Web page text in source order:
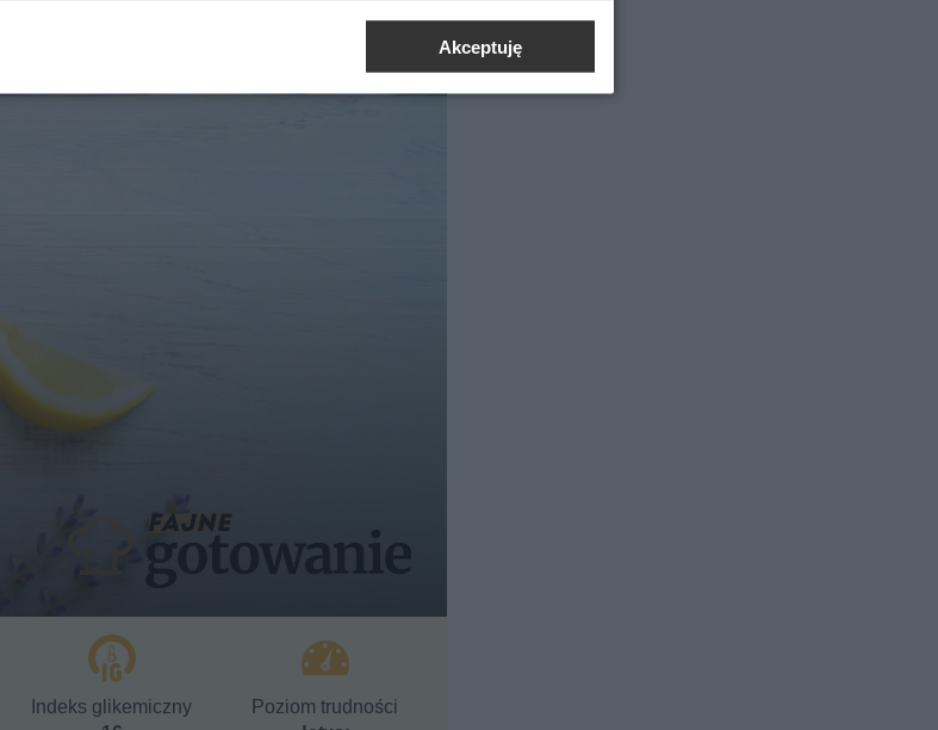
Indeks glikemiczny
Poziom trudności
Akceptuję